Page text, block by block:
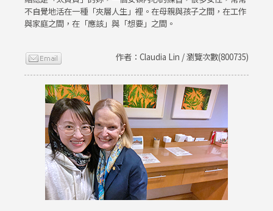
不自覺地活在一種「夾層人生」裡。在母親與孩子之間，在工作
與家庭之間，在「應該」與「想要」之間。
作者：Claudia Lin / 瀏覽次數(800735)